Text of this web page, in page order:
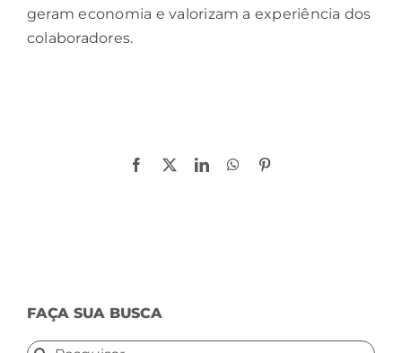
geram economia e valorizam a experiência dos
colaboradores.
Facebook
X LinkedInWhatsApp
FAÇA SUA BUSCA